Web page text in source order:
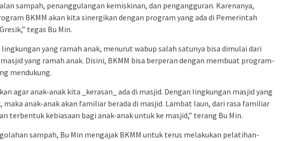
sampah, penanggulangan kemiskinan, dan pengangguran. Karenanya,
BKMM akan kita sinergikan dengan program yang ada di Pemerintah
tegas Bu Min.
lingkungan yang ramah anak, menurut wabup salah satunya bisa dimulai dari
yang ramah anak. Disini, BKMM bisa berperan dengan membuat program-
mendukung.
agar anak-anak kita _kerasan_ ada di masjid. Dengan lingkungan masjid yang
maka anak-anak akan familiar berada di masjid. Lambat laun, dari rasa familiar
terbentuk kebiasaan bagi anak-anak untuk ke masjid,” terang Bu Min.
sampah, Bu Min mengajak BKMM untuk terus melakukan pelatihan-